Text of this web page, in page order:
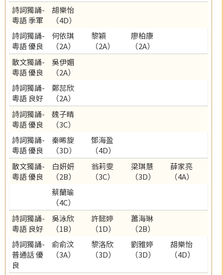
詩詞獨誦-
粵語 季軍
胡樂怡
（4D）
詩詞獨誦-
粵語 優良
何依琪
（2A）
黎穎
（2A）
廖柏康
（2A）
散文獨誦-
粵語 優良
吳伊媚
（2A）
詩詞獨誦-
粵語 良好
鄭蕊欣
（2A）
詩詞獨誦-
粵語 優良
魏子晴
（3C）
詩詞獨誦-
粵語 優良
秦晞旋
（3D）
鄧海盈
（4D）
散文獨誦-
粵語 優良
白妍妍
（2B）
翁莉雯
（3C）
梁琪慧
（3D）
薛家亮
（4A）
蔡蘭瑜
（4C）
詩詞獨誦-
粵語 良好
吳泳欣
（1B）
許懿婷
（1D）
蕭海琳
（2B）
詩詞獨誦-
普通話 優
良
俞俞汶
（3A）
黎洛欣
（3D）
劉雅婷
（3D）
胡樂怡
（4D）